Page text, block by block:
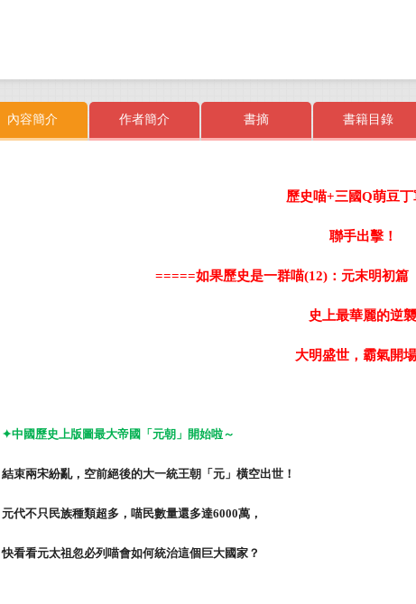
內容簡介 作者簡介 書摘 書籍目錄
歷史喵+三國Q萌豆丁
聯手出擊！
=====如果歷史是一群喵(12)：元末明初篇
史上最華麗的逆襲
大明盛世，霸氣開場
✦中國歷史上版圖最大帝國「元朝」開始啦～
結束兩宋紛亂，空前絕後的大一統王朝「元」橫空出世！
元代不只民族種類超多，喵民數量還多達6000萬，
快看看元太祖忽必列喵會如何統治這個巨大國家？